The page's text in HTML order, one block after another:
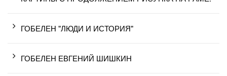
ГОБЕЛЕН "ЛЮДИ И ИСТОРИЯ"
ГОБЕЛЕН ЕВГЕНИЙ ШИШКИН